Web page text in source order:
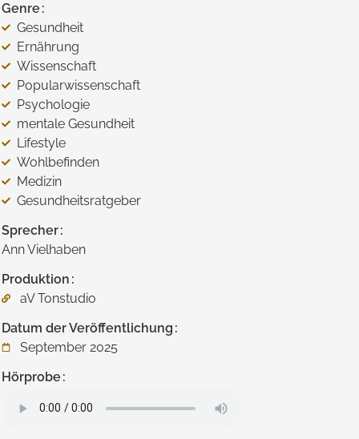
Genre
Gesundheit
Ernährung
Wissenschaft
Popularwissenschaft
Psychologie
mentale Gesundheit
Lifestyle
Wohlbefinden
Medizin
Gesundheitsratgeber
Sprecher
Ann Vielhaben
Produktion
aV Tonstudio
Datum der Veröffentlichung
September 2025
Hörprobe